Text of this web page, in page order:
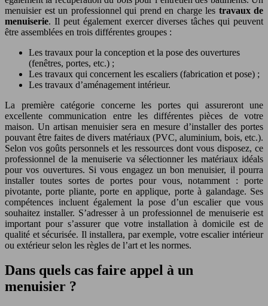
menuisier est un professionnel qui prend en charge les travaux de
menuiserie. Il peut également exercer diverses tâches qui peuvent
être assemblées en trois différentes groupes :
Les travaux pour la conception et la pose des ouvertures
(fenêtres, portes, etc.) ;
Les travaux qui concernent les escaliers (fabrication et pose) ;
Les travaux d’aménagement intérieur.
La première catégorie concerne les portes qui assureront une
excellente communication entre les différentes pièces de votre
maison. Un artisan menuisier sera en mesure d’installer des portes
pouvant être faites de divers matériaux (PVC, aluminium, bois, etc.).
Selon vos goûts personnels et les ressources dont vous disposez, ce
professionnel de la menuiserie va sélectionner les matériaux idéals
pour vos ouvertures. Si vous engagez un bon menuisier, il pourra
installer toutes sortes de portes pour vous, notamment : porte
pivotante, porte pliante, porte en applique, porte à galandage. Ses
compétences incluent également la pose d’un escalier que vous
souhaitez installer. S’adresser à un professionnel de menuiserie est
important pour s’assurer que votre installation à domicile est de
qualité et sécurisée. Il installera, par exemple, votre escalier intérieur
ou extérieur selon les règles de l’art et les normes.
Dans quels cas faire appel à un
menuisier ?